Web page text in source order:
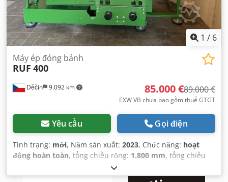
1 / 6
Děčín 9.092 km
Máy ép đóng bánh
RUF 400
85.000 €89.000 €
EXW VB chưa bao gồm thuế GTGT
Yêu cầu Gọi điện
Tình trạng: mới, Năm sản xuất: 2023, Chức năng: hoạt
động hoàn toàn, tổng chiều rộng: 1.800 mm, tổng chiều
, tổng chiều dài:
tổng cộng:3.000 kg,